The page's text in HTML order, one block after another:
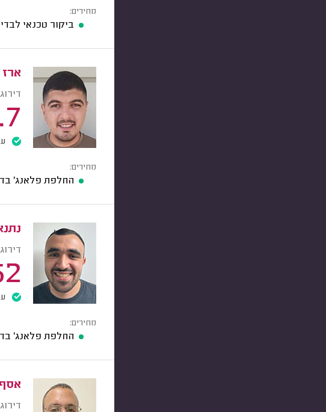
מחירים:
ביקור טכנאי
ארז
מחירים:
החלפת פלאנג'
מחירים:
החלפת פלאנג'